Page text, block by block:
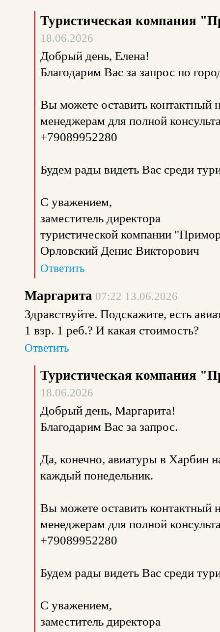
Туристическая компания
18.06.2026
Добрый день, Елена!
Благодарим Вас за запрос по
Вы можете оставить контактный
менеджерам для полной
+79089952280
Будем рады видеть Вас среди
С уважением,
заместитель директора
туристической компании
Орловский Денис Викторович
Ответить
Маргарита 07:22 13.06.2026
Здравствуйте. Подскажите, есть
1 взр. 1 реб.? И какая стоимость?
Ответить
Туристическая компания
18.06.2026
Добрый день, Маргарита!
Благодарим Вас за запрос.
Да, конечно, авиатуры в Харбин
каждый понедельник.
Вы можете оставить контактный
менеджерам для полной
+79089952280
Будем рады видеть Вас среди
С уважением,
заместитель директора